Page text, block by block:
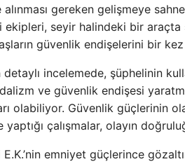
gereken gelişmeye
ekipleri, seyir halindeki bir araçta
güvenlik endişelerini bir
detaylı incelemede, şüphelinin
ve güvenlik endişesi
olabiliyor. Güvenlik güçlerinin
çalışmalar, olayın
E.K.’nin emniyet güçlerince